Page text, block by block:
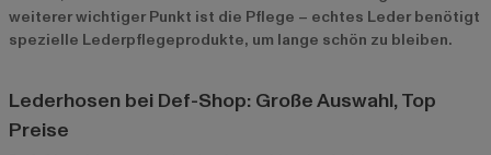
weiterer wichtiger Punkt ist die Pflege – echtes Leder benötigt
spezielle Lederpflegeprodukte, um lange schön zu bleiben.
Lederhosen bei Def-Shop: Große Auswahl, Top
Preise